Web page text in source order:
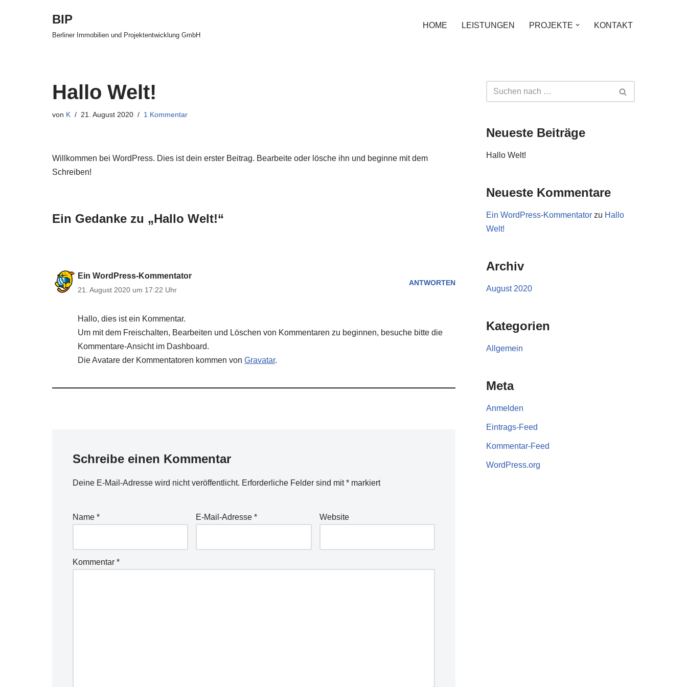
BIP
Berliner Immobilien und Projektentwicklung GmbH
HOME LEISTUNGEN PROJEKTE KONTAKT
Hallo Welt!
von K 21. August 2020 1 Kommentar
Willkommen bei WordPress. Dies ist dein erster Beitrag. Bearbeite oder lösche ihn und beginne mit dem
Schreiben!
Ein Gedanke zu „Hallo Welt!“
Ein WordPress-Kommentator
21. August 2020 um 17:22 Uhr
ANTWORTEN
Hallo, dies ist ein Kommentar.
Um mit dem Freischalten, Bearbeiten und Löschen von Kommentaren zu beginnen, besuche bitte die
Kommentare-Ansicht im Dashboard.
Die Avatare der Kommentatoren kommen von Gravatar.
Schreibe einen Kommentar
Deine E-Mail-Adresse wird nicht veröffentlicht. Erforderliche Felder sind mit* markiert
Name * E-Mail-Adresse* Website
Kommentar *
Neueste Beiträge
Hallo Welt!
Neueste Kommentare
Ein WordPress-Kommentator zu Hallo
Welt!
Archiv
August 2020
Kategorien
Allgemein
Meta
Anmelden
Eintrags-Feed
Kommentar-Feed
WordPress.org